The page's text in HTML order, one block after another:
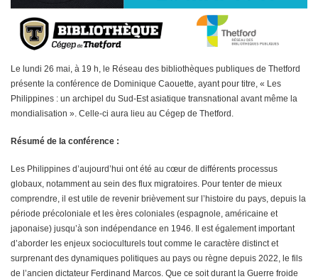
Le lundi 26 mai, à 19 h, le Réseau des bibliothèques publiques de Thetford
présente la conférence de Dominique Caouette, ayant pour titre, « Les
Philippines : un archipel du Sud-Est asiatique transnational avant même la
mondialisation ». Celle-ci aura lieu au Cégep de Thetford.
Résumé de la conférence :
Les Philippines d’aujourd’hui ont été au cœur de différents processus
globaux, notamment au sein des flux migratoires. Pour tenter de mieux
comprendre, il est utile de revenir brièvement sur l’histoire du pays, depuis la
période précoloniale et les ères coloniales (espagnole, américaine et
japonaise) jusqu’à son indépendance en 1946. Il est également important
d’aborder les enjeux socioculturels tout comme le caractère distinct et
surprenant des dynamiques politiques au pays ou règne depuis 2022, le fils
de l’ancien dictateur Ferdinand Marcos. Que ce soit durant la Guerre froide